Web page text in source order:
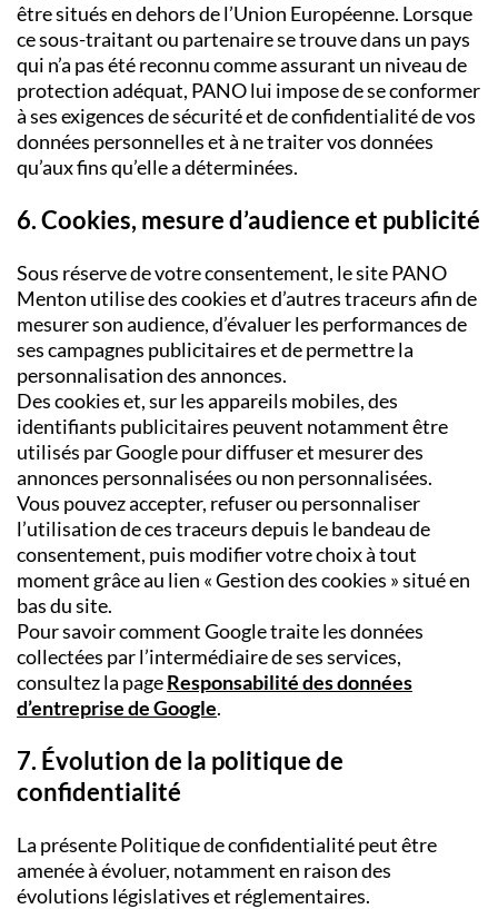
être situés en dehors de l’Union Européenne. Lorsque
ce sous-traitant ou partenaire se trouve dans un pays
qui n’a pas été reconnu comme assurant un niveau de
protection adéquat, PANO lui impose de se conformer
à ses exigences de sécurité et de confidentialité de vos
données personnelles et à ne traiter vos données
qu’aux fins qu’elle a déterminées.
6. Cookies, mesure d’audience et publicité
Sous réserve de votre consentement, le site PANO
Menton utilise des cookies et d’autres traceurs afin de
mesurer son audience, d’évaluer les performances de
ses campagnes publicitaires et de permettre la
personnalisation des annonces.
Des cookies et, sur les appareils mobiles, des
identifiants publicitaires peuvent notamment être
utilisés par Google pour diffuser et mesurer des
annonces personnalisées ou non personnalisées.
Vous pouvez accepter, refuser ou personnaliser
l’utilisation de ces traceurs depuis le bandeau de
consentement, puis modifier votre choix à tout
moment grâce au lien « Gestion des cookies » situé en
bas du site.
Pour savoir comment Google traite les données
collectées par l’intermédiaire de ses services,
consultez la pageResponsabilité des données
d’entreprise de Google.
7. Évolution de la politique de
confidentialité
La présente Politique de confidentialité peut être
amenée à évoluer, notamment en raison des
évolutions législatives et réglementaires.